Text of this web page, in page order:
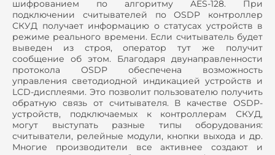
шифрованием по алгоритму AES-128. При
подключении считывателей по OSDP контроллер
СКУД получает информацию о статусах устройств в
режиме реального времени. Если считыватель будет
выведен из строя, оператор тут же получит
сообщение об этом. Благодаря двунаправленности
протокола OSDP обеспечена возможность
управления светодиодной индикацией устройств и
LCD-дисплеями. Это позволит пользователю получить
обратную связь от считывателя. В качестве OSDP-
устройств, подключаемых к контроллерам СКУД,
могут выступать разные типы оборудования:
считыватели, релейные модули, кнопки выхода и др.
Многие производители все активнее создают и